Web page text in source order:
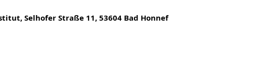
Selhofer Straße 11, 53604 Bad Honnef